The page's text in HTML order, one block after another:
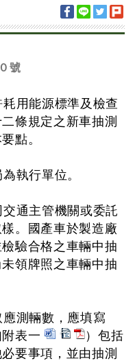
號
用能源標準及檢查
條規定之新車抽測
點。
執行單位。
通主管機關或委託
。國產車於製造廠
驗合格之車輛中抽
領牌照之車輛中抽
測輛數，應填寫
附表一
）包括
要事項，並由抽測